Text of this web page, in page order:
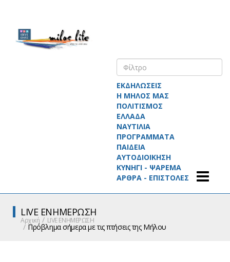
ΕΚΔΗΛΩΣΕΙΣ
Η ΜΗΛΟΣ ΜΑΣ
ΠΟΛΙΤΙΣΜΟΣ
ΕΛΛΑΔΑ
ΝΑΥΤΙΛΙΑ
ΠΡΟΓΡΑΜΜΑΤΑ
ΠΑΙΔΕΙΑ
ΑΥΤΟΔΙΟΙΚΗΣΗ
ΚΥΝΗΓΙ - ΨΑΡΕΜΑ
ΑΡΘΡΑ - ΕΠΙΣΤΟΛΕΣ
LIVE ΕΝΗΜΕΡΩΣΗ
Αρχική LIVE ΕΝΗΜΕΡΩΣΗ
Πρόβλημα σήμερα με τις πτήσεις της Μήλου